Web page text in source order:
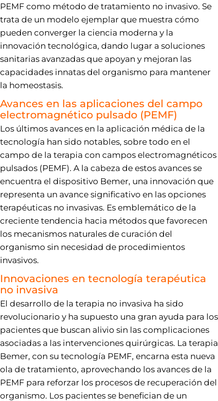
PEMF como método de tratamiento no invasivo. Se
trata de un modelo ejemplar que muestra cómo
pueden converger la ciencia moderna y la
innovación tecnológica, dando lugar a soluciones
sanitarias avanzadas que apoyan y mejoran las
capacidades innatas del organismo para mantener
la homeostasis.
Avances en las aplicaciones del campo
electromagnético pulsado (PEMF)
Los últimos avances en la aplicación médica de la
tecnología han sido notables, sobre todo en el
campo de la terapia con campos electromagnéticos
pulsados (PEMF). A la cabeza de estos avances se
encuentra el dispositivo Bemer, una innovación que
representa un avance significativo en las opciones
terapéuticas no invasivas. Es emblemático de la
creciente tendencia hacia métodos que favorecen
los mecanismos naturales de curación del
organismo sin necesidad de procedimientos
invasivos.
Innovaciones en tecnología terapéutica
no invasiva
El desarrollo de la terapia no invasiva ha sido
revolucionario y ha supuesto una gran ayuda para los
pacientes que buscan alivio sin las complicaciones
asociadas a las intervenciones quirúrgicas. La terapia
Bemer, con su tecnología PEMF, encarna esta nueva
ola de tratamiento, aprovechando los avances de la
PEMF para reforzar los procesos de recuperación del
organismo. Los pacientes se benefician de un